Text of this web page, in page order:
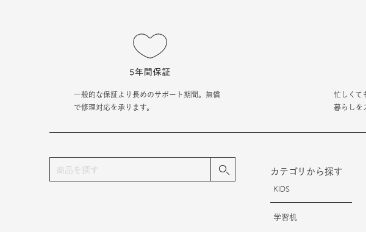
一般的な保証より長めのサポート期間。無償
で修理対応を承ります。
忙しくて
暮らしを
カテゴリから探す
KIDS
学習机